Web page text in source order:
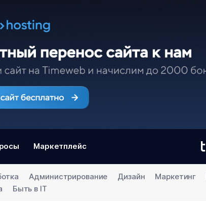
Маркетплейс
Администрирование Дизайн Маркетинг
Быть в IT